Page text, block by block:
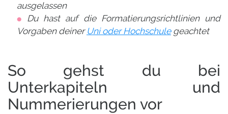
ausgelassen
Du hast auf die Formatierungsrichtlinien und
Vorgaben deiner Uni oder Hochschulegeachtet
So gehst du bei
Unterkapiteln und
Nummerierungen vor